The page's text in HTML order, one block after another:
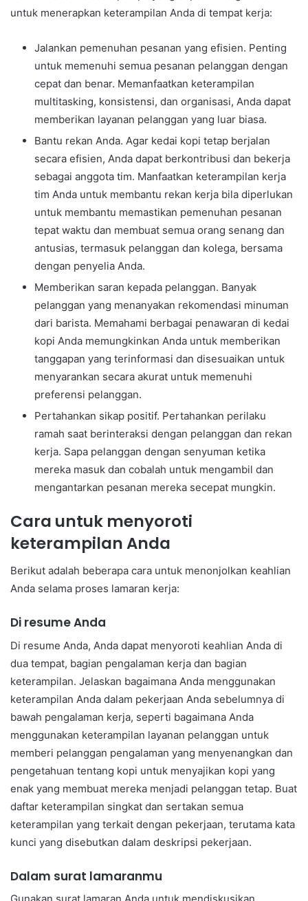
untuk menerapkan keterampilan Anda di tempat kerja:
Jalankan pemenuhan pesanan yang efisien. Penting
untuk memenuhi semua pesanan pelanggan dengan
cepat dan benar. Memanfaatkan keterampilan
multitasking, konsistensi, dan organisasi, Anda dapat
memberikan layanan pelanggan yang luar biasa.
Bantu rekan Anda. Agar kedai kopi tetap berjalan
secara efisien, Anda dapat berkontribusi dan bekerja
sebagai anggota tim. Manfaatkan keterampilan kerja
tim Anda untuk membantu rekan kerja bila diperlukan
untuk membantu memastikan pemenuhan pesanan
tepat waktu dan membuat semua orang senang dan
antusias, termasuk pelanggan dan kolega, bersama
dengan penyelia Anda.
Memberikan saran kepada pelanggan. Banyak
pelanggan yang menanyakan rekomendasi minuman
dari barista. Memahami berbagai penawaran di kedai
kopi Anda memungkinkan Anda untuk memberikan
tanggapan yang terinformasi dan disesuaikan untuk
menyarankan secara akurat untuk memenuhi
preferensi pelanggan.
Pertahankan sikap positif. Pertahankan perilaku
ramah saat berinteraksi dengan pelanggan dan rekan
kerja. Sapa pelanggan dengan senyuman ketika
mereka masuk dan cobalah untuk mengambil dan
mengantarkan pesanan mereka secepat mungkin.
Cara untuk menyoroti
keterampilan Anda
Berikut adalah beberapa cara untuk menonjolkan keahlian
Anda selama proses lamaran kerja:
Di resume Anda
Di resume Anda, Anda dapat menyoroti keahlian Anda di
dua tempat, bagian pengalaman kerja dan bagian
keterampilan. Jelaskan bagaimana Anda menggunakan
keterampilan Anda dalam pekerjaan Anda sebelumnya di
bawah pengalaman kerja, seperti bagaimana Anda
menggunakan keterampilan layanan pelanggan untuk
memberi pelanggan pengalaman yang menyenangkan dan
pengetahuan tentang kopi untuk menyajikan kopi yang
enak yang membuat mereka menjadi pelanggan tetap. Buat
daftar keterampilan singkat dan sertakan semua
keterampilan yang terkait dengan pekerjaan, terutama kata
kunci yang disebutkan dalam deskripsi pekerjaan.
Dalam surat lamaranmu